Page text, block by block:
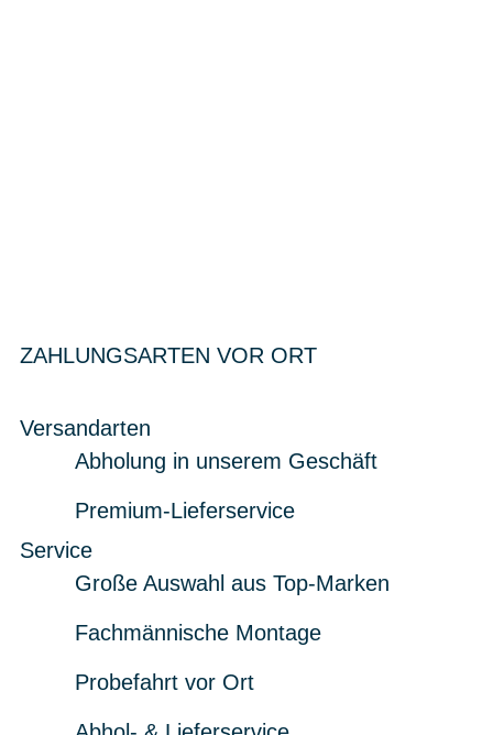
ZAHLUNGSARTEN VOR ORT
Versandarten
Abholung in unserem Geschäft
Premium-Lieferservice
Service
Große Auswahl aus Top-Marken
Fachmännische Montage
Probefahrt vor Ort